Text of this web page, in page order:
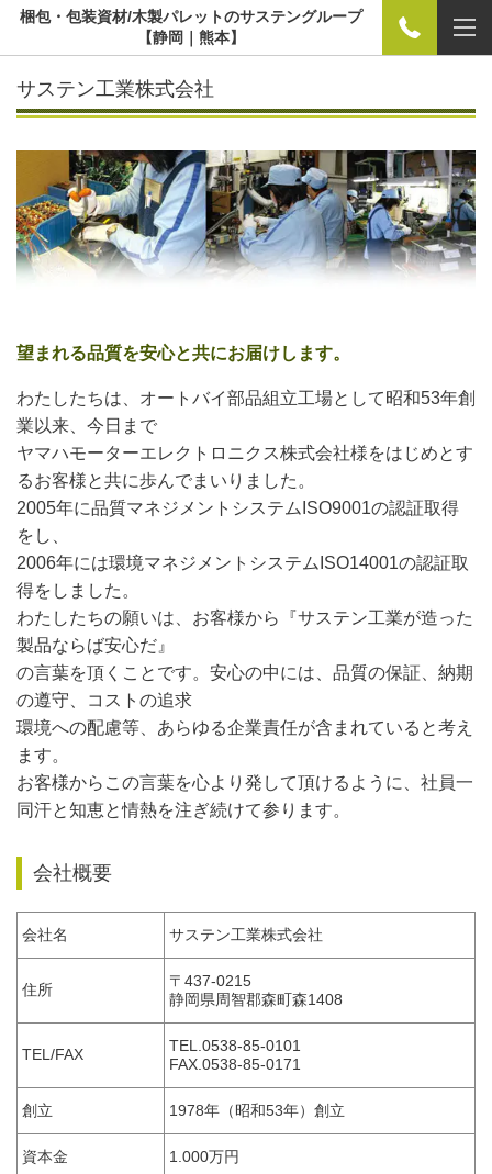
梱包・包装資材/木製パレットのサステングループ
【静岡｜熊本】
サステン工業株式会社
望まれる品質を安心と共にお届けします。
わたしたちは、オートバイ部品組立工場として昭和53年創
業以来、今日まで
ヤマハモーターエレクトロニクス株式会社様をはじめとす
るお客様と共に歩んでまいりました。
2005年に品質マネジメントシステムISO9001の認証取得
をし、
2006年には環境マネジメントシステムISO14001の認証取
得をしました。
わたしたちの願いは、お客様から『サステン工業が造った
製品ならば安心だ』
の言葉を頂くことです。安心の中には、品質の保証、納期
の遵守、コストの追求
環境への配慮等、あらゆる企業責任が含まれていると考え
ます。
お客様からこの言葉を心より発して頂けるように、社員一
同汗と知恵と情熱を注ぎ続けて参ります。
会社概要
会社名 サステン工業株式会社
住所
〒437-0215
静岡県周智郡森町森1408
TEL/FAX
TEL.0538-85-0101
FAX.0538-85-0171
創立 1978年（昭和53年）創立
資本金 1.000万円